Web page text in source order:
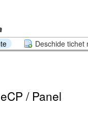
Deschide tichet
/ Panel